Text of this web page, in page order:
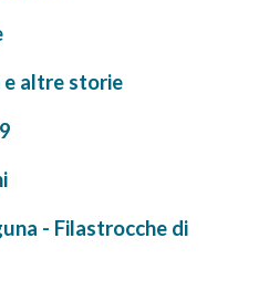
e altre storie
- Filastrocche di